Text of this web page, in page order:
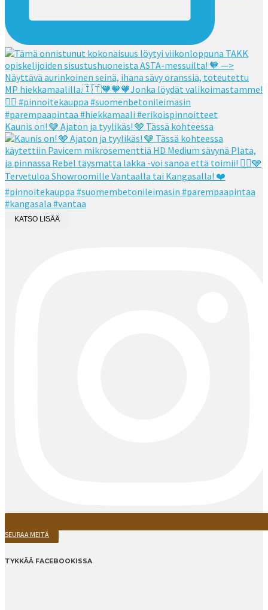
Kaunis on! 🩶 Ajaton ja tyylikäs! 🩶 Tässä kohteessa
KATSO LISÄÄ
SEURAA MEITÄ
TYKKÄÄ FACEBOOKISSA